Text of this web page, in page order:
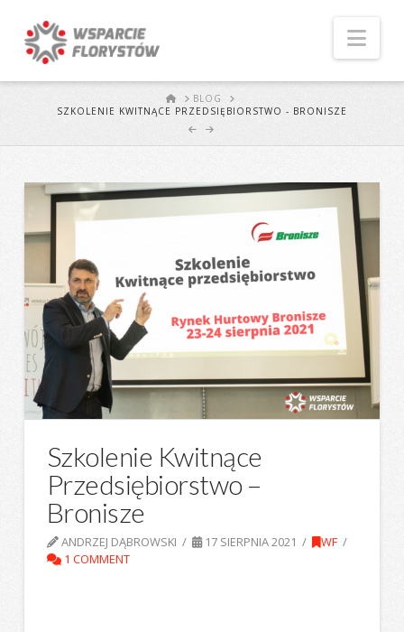
STARTBLOG
SZKOLENIE KWITNĄCE PRZEDSIĘBIORSTWO - BRONISZE
Szkolenie Kwitnące
Przedsiębiorstwo –
Bronisze
ANDRZEJ DĄBROWSKI 17 SIERPNIA 2021
WF
1 COMMENT